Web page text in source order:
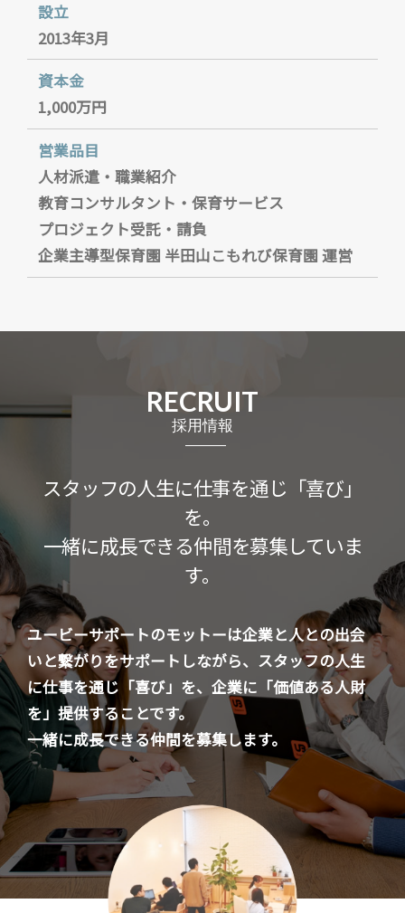
設立
2013年3月
資本金
1,000万円
営業品目
人材派遣・職業紹介
教育コンサルタント・保育サービス
プロジェクト受託・請負
企業主導型保育園 半田山こもれび保育園 運営
RECRUIT
採用情報
スタッフの人生に仕事を通じ「喜び」
を。
一緒に成長できる仲間を募集していま
す。
ユービーサポートのモットーは企業と人との出会
いと繋がりをサポートしながら、スタッフの人生
に仕事を通じ「喜び」を、企業に「価値ある人財
を」提供することです。
一緒に成長できる仲間を募集します。